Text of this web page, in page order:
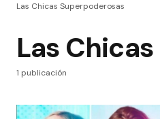
Las Chicas Superpoderosas
Las
1 publicación